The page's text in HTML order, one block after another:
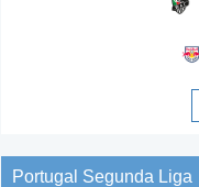
Portugal Segunda Liga